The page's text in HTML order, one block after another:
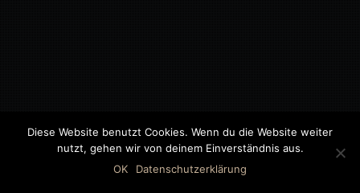
©2018 MWB – MOTORWAGEN BERNAU GMBH
Diese Website benutzt Cookies. Wenn du die Website weiter
nutzt, gehen wir von deinem Einverständnis aus.
OK
Datenschutzerklärung